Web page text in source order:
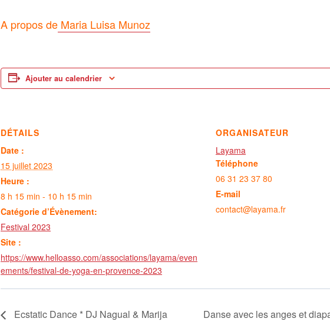
A propos de Maria Luisa Munoz
Ajouter au calendrier
DÉTAILS
Date :
15 juillet 2023
Heure :
8 h 15 min - 10 h 15 min
Catégorie d’Évènement:
Festival 2023
Site :
https://www.helloasso.com/associations/layama/even
ements/festival-de-yoga-en-provence-2023
ORGANISATEUR
Layama
Téléphone
06 31 23 37 80
E-mail
contact@layama.fr
Ecstatic Dance * DJ Nagual & Marija Danse avec les anges et